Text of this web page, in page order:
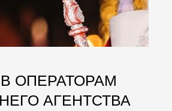
ОПЕРАТОРАМ
АГЕНТСТВА